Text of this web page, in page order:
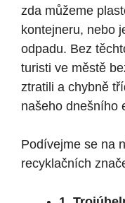
zda můžeme
kontejneru, nebo
odpadu. Bez
turisti ve městě
ztratili a chybně
našeho dnešního
Podívejme se na
recyklačních